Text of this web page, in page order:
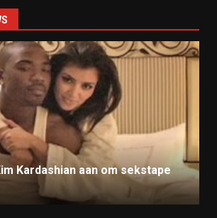
Kardashian aan om sekstape